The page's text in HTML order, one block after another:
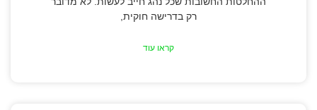
רק בדרישה חוקית,
קראו עוד